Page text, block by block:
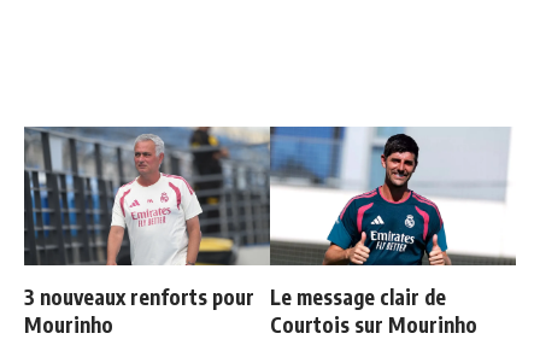
3 nouveaux renforts pour
Mourinho
Le message clair de
Courtois sur Mourinho